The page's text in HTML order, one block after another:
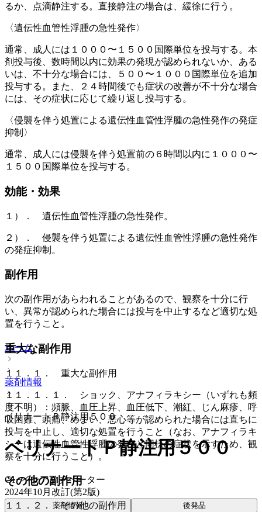
るか、点滴静注する。直接静注の場合は、緩徐に行う。
〈遺伝性血管性浮腫の急性発作〉
通常、成人には１０００〜１５００国際単位を投与する。本
剤投与後、数時間以内に効果の発現が認められないか、ある
いは、不十分な場合には、５００〜１０００国際単位を追加
投与する。また、２４時間後でも症状の改善が不十分な場合
には、その症状に応じて繰り返し投与する。
〈侵襲を伴う処置による遺伝性血管性浮腫の急性発作の発症
抑制〉
通常、成人には侵襲を伴う処置前の６時間以内に１０００〜
１５００国際単位を投与する。
効能・効果
１）． 遺伝性血管性浮腫の急性発作。
２）． 侵襲を伴う処置による遺伝性血管性浮腫の急性発作
の発症抑制。
副作用
次の副作用があらわれることがあるので、観察を十分に行
い、異常が認められた場合には投与を中止するなど適切な処
置を行うこと。
重大な副作用
１１．１． 重大な副作用
１１．１．１． ショック、アナフィラキシー（いずれも頻
度不明）：頻脈、血圧上昇、血圧低下、潮紅、じん麻疹、呼
吸困難、頭痛、めまい、悪心等が認められた場合には直ちに
投与を中止し、適切な処置を行うこと（なお、アナフィラキ
シーは遺伝性血管性浮腫の発作と同様の症状を示すため、観
察を十分に行うこと）。
その他の副作用
１１．２． その他の副作用
ホーム
薬剤情報
ベリナートＰ静注用５００
ベリナートＰ静注用５００
C1−インアクチベーター
2024年10月改訂(第2版)
薬剤情報 後発品